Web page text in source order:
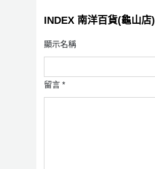
INDEX 南洋百貨(龜山店)
顯示名稱
留言 *